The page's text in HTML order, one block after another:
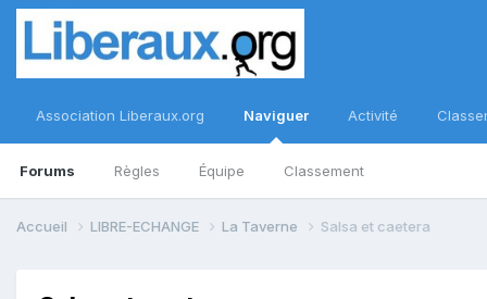
Association Liberaux.org Naviguer
Forums Règles Équipe Classement
Activité
Accueil LIBRE-ECHANGE La Taverne Salsa et caetera